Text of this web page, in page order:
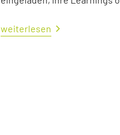
weiterlesen